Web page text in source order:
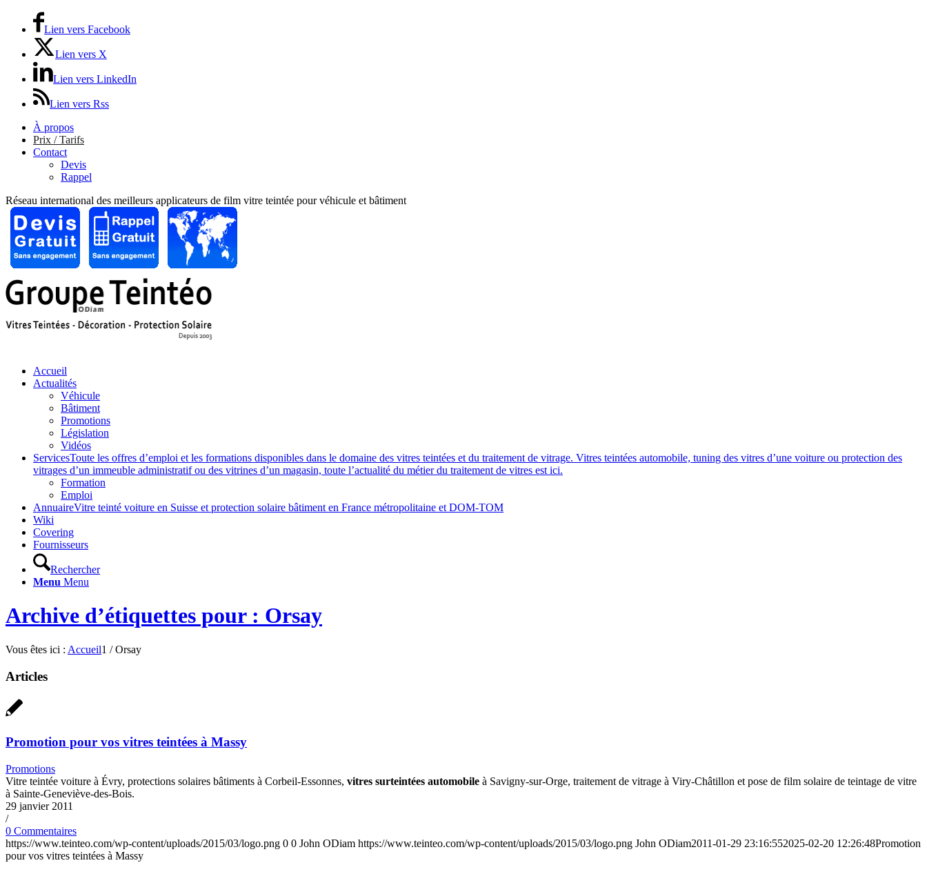
Lien vers Facebook
Lien vers X
Lien vers LinkedIn
Lien vers Rss
À propos
Prix / Tarifs
Contact
Devis
Rappel
Réseau international des meilleurs applicateurs de film vitre teintée pour véhicule et bâtiment
Accueil
Actualités
Véhicule
Bâtiment
Promotions
Législation
Vidéos
ServicesToute les offres d’emploi et les formations disponibles dans le domaine des vitres teintées et du traitement de vitrage. Vitres teintées automobile, tuning des vitres d’une voiture ou protection des
vitrages d’un immeuble administratif ou des vitrines d’un magasin, toute l’actualité du métier du traitement de vitres est ici.
Formation
Emploi
AnnuaireVitre teinté voiture en Suisse et protection solaire bâtiment en France métropolitaine et DOM-TOM
Wiki
Covering
Fournisseurs
Rechercher
Menu Menu
Archive d’étiquettes pour : Orsay
Vous êtes ici : Accueil1 / Orsay
Articles
Promotion pour vos vitres teintées à Massy
Promotions
Vitre teintée voiture à Évry, protections solaires bâtiments à Corbeil-Essonnes, vitres surteintées automobile à Savigny-sur-Orge, traitement de vitrage à Viry-Châtillon et pose de film solaire de teintage de vitre
à Sainte-Geneviève-des-Bois.
29 janvier 2011
/
0 Commentaires
https://www.teinteo.com/wp-content/uploads/2015/03/logo.png 0 0 John ODiam https://www.teinteo.com/wp-content/uploads/2015/03/logo.png John ODiam2011-01-29 23:16:552025-02-20 12:26:48Promotion
pour vos vitres teintées à Massy